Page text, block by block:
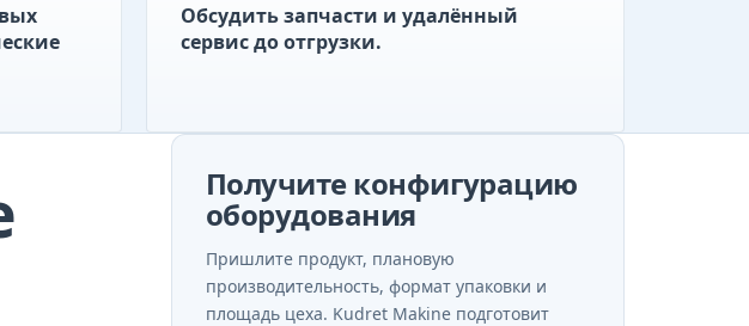
Обсудить запчасти и удалённый
сервис до отгрузки.
Получите конфигурацию
оборудования
Пришлите продукт, плановую
производительность, формат упаковки и
площадь цеха. Kudret Makine подготовит